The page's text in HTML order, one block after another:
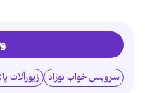
سرویس خواب نوزاد زیورآلات